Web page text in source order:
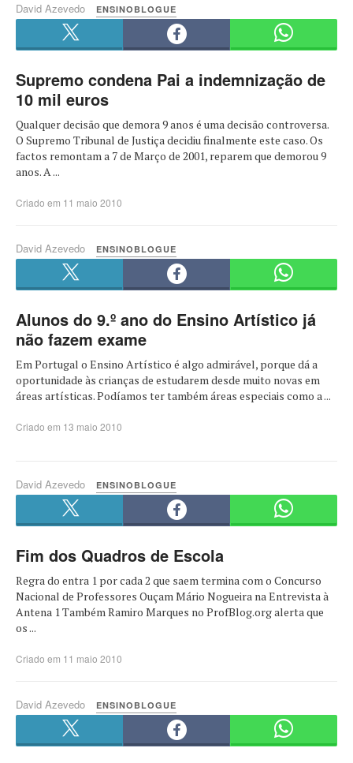
David Azevedo ENSINOBLOGUE
Supremo condena Pai a indemnização de
10 mil euros
Qualquer decisão que demora 9 anos é uma decisão controversa.
O Supremo Tribunal de Justiça decidiu finalmente este caso. Os
factos remontam a 7 de Março de 2001, reparem que demorou 9
anos. A ...
Criado em 11 maio 2010
David Azevedo ENSINOBLOGUE
Alunos do 9.º ano do Ensino Artístico já
não fazem exame
Em Portugal o Ensino Artístico é algo admirável, porque dá a
oportunidade às crianças de estudarem desde muito novas em
áreas artísticas. Podíamos ter também áreas especiais como a ...
Criado em 13 maio 2010
David Azevedo ENSINOBLOGUE
Fim dos Quadros de Escola
Regra do entra 1 por cada 2 que saem termina com o Concurso
Nacional de Professores Ouçam Mário Nogueira na Entrevista à
Antena 1 Também Ramiro Marques no ProfBlog.org alerta que
os ...
Criado em 11 maio 2010
David Azevedo ENSINOBLOGUE